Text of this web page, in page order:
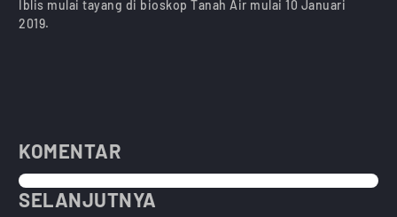
Iblis mulai tayang di bioskop Tanah Air mulai 10 Januari
2019.
KOMENTAR
SELANJUTNYA